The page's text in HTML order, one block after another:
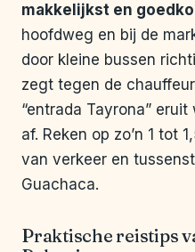
makkelijkst en
hoofdweg en bij de
door kleine bussen
zegt tegen de
“entrada Tayrona”
af. Reken op zo’n 1 tot
van verkeer en
Guachaca.
Praktische reistips